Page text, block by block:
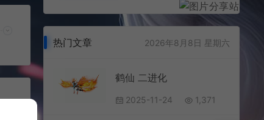
热门文章 2026年8月8日 星期六
鹤仙 二进化
2025-11-24 1,371